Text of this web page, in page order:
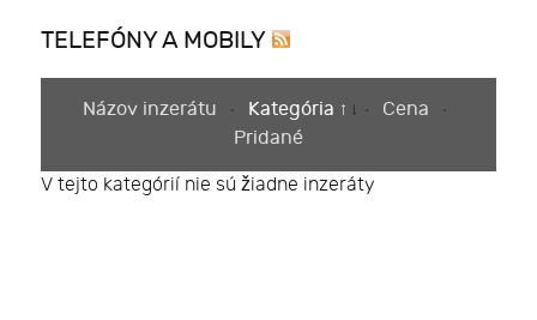
TELEFÓNY A MOBILY
Názov inzerátu Kategória
Cena
Pridané
V tejto kategórií nie sú žiadne inzeráty